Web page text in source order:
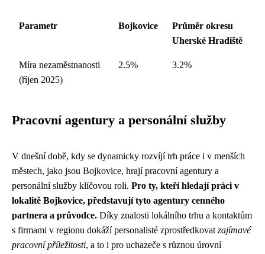
Parametr Bojkovice
Průměr okresu
Uherské Hradiště
Míra nezaměstnanosti
(říjen 2025)
2.5% 3.2%
Pracovní agentury a personální služby
V dnešní době, kdy se dynamicky rozvíjí trh práce i v menších
městech, jako jsou Bojkovice, hrají pracovní agentury a
personální služby klíčovou roli. Pro ty, kteří hledají práci v
lokalitě Bojkovice, představují tyto agentury cenného
partnera a průvodce. Díky znalosti lokálního trhu a kontaktům
s firmami v regionu dokáží personalisté zprostředkovat zajímavé
pracovní příležitosti, a to i pro uchazeče s různou úrovní